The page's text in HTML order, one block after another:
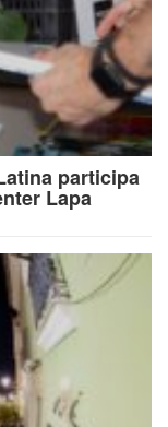
participa
Lapa